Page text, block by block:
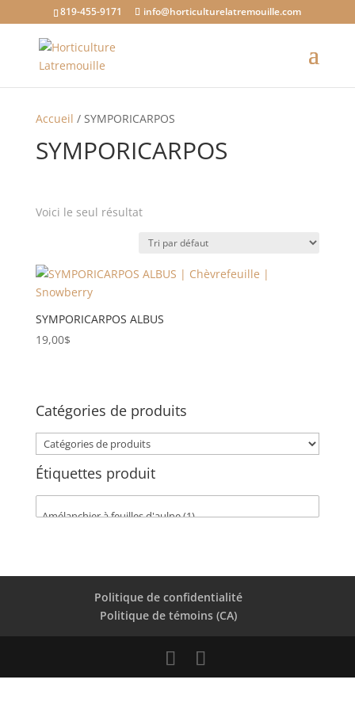
819-455-9171 info@horticulturelatremouille.com
Accueil / SYMPORICARPOS
SYMPORICARPOS
Catégories de produits
Étiquettes produit
Voici le seul résultat
SYMPORICARPOS ALBUS
19,00$
Catégories de produits
Étiquettes produit
Politique de confidentialité
Politique de témoins (CA)